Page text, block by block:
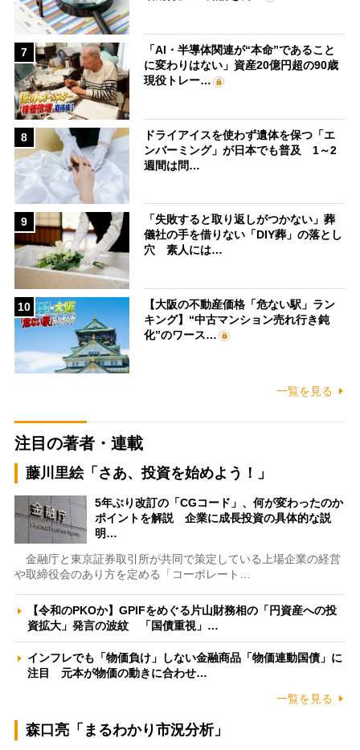
7
「AI・半導体関連が“本命”であること
に変わりはない」資産20億円超の90歳
現役トレー…
8
ドライアイスを使わず遺体を保つ「エ
ンバーミング」が日本でも普及 1～2
週間は問…
9
「失敗すると取り返しがつかない」葬
儀社の手を借りない「DIY葬」の落とし
穴 素人には…
10
【大阪の不動産価格「危ない駅」ラン
キング】“中古マンション売れ行き鈍
化”のワース…
一覧を見る
注目の著者・連載
藤川里絵「さあ、投資を始めよう！」
5年ぶり改訂の「CGコード」、何が変わったのか
ポイントを解説 企業に成長投資の具体的な説
明…
金融庁と東京証券取引所が共同で策定している上場企業の経営
や取締役会のあり方を定める「コーポレート…
【令和のPKOか】GPIFをめぐる片山財務相の「円資産への投
資拡大」発言の波紋 「国債重視」…
インフレでも「物価負け」しない金融商品「物価連動国債」に
注目 元本が物価の動きに合わせ…
一覧を見る
森口亮「まるわかり市況分析」